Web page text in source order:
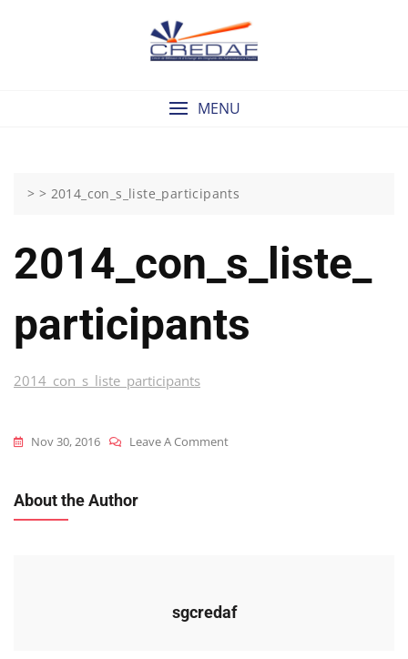
MENU
> > 2014_con_s_liste_participants
2014_con_s_liste_
Participants
2014_con_s_liste_participants
Nov 30, 2016 Leave A CommentOn
About the Author
sgcredaf